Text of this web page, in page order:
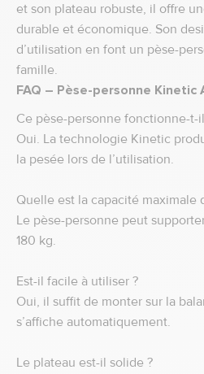
et son plateau robuste, il offre
durable et économique. Son
d’utilisation en font un pèse-
famille.
FAQ – Pèse-personne Kinetic
Ce pèse-personne fonctionne-t-
Oui. La technologie Kinetic
la pesée lors de l’utilisation.
Quelle est la capacité maximale
Le pèse-personne peut
180 kg.
Est-il facile à utiliser ?
Oui, il suffit de monter sur la
s’affiche automatiquement.
Le plateau est-il solide ?